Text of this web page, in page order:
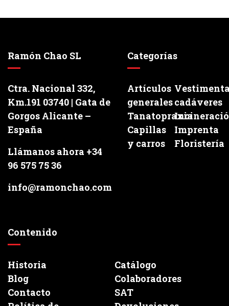
Ramón Chao SL
Ctra. Nacional 332,
Km.191 03740 | Gata de
Gorgos Alicante –
España
Llámanos ahora +34
96 575 75 36
info@ramonchao.com
Categorías
Artículos
generalescadáveres
Tanatopraxia
Capillas
y carros
Imprenta
Floristería
Contenido
Historia
Catálogo
Blog
Colaboradores
Contacto
SAT